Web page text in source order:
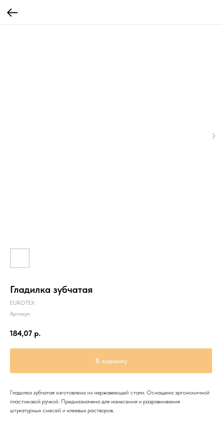
Гладилка зубчатая
EUROTEX
Артикул:
184,07 р.
В корзину
Гладилка зубчатая изготовлена из нержавеющей стали. Оснащена эргономичной
пластиковой ручкой. Предназначена для нанесения и разравнивания
штукатурных смесей и клеевых растворов.